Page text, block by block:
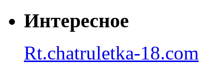
Интересное
Rt.chatruletka-18.com